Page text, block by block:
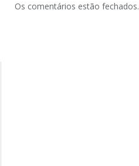
Os comentários estão fechados.